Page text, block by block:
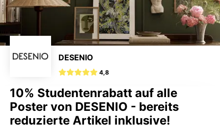
DESENIO
4,8
10% Studentenrabatt auf alle
Poster von DESENIO - bereits
reduzierte Artikel inklusive!